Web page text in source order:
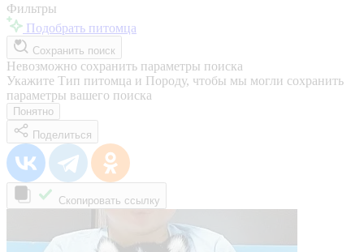
Фильтры
Подобрать питомца
Сохранить поиск
Невозможно сохранить параметры поиска
Укажите Тип питомца и Породу, чтобы мы могли сохранить
параметры вашего поиска
Понятно
Поделиться
Скопировать ссылку